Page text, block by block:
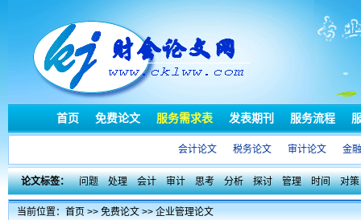
首页 免费论文 服务需求表 发表期刊 服务流程
会计论文 税务论文 审计论文 金
论文标签： 问题 处理 会计 审计 思考 分析 探讨 管理 时间 对策
当前位置：首页>>免费论文>>企业管理论文